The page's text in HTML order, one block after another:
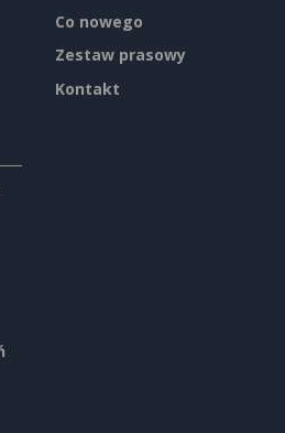
Co nowego
Zestaw prasowy
Kontakt